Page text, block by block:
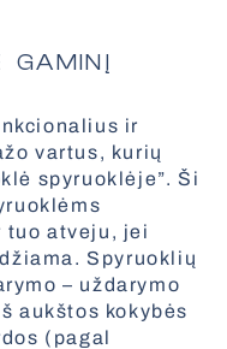
GAMINĮ
ir
vartus, kurių
spyruoklėje”. Ši
tuo atveju, jei
Spyruoklių
– uždarymo
aukštos kokybės
(pagal